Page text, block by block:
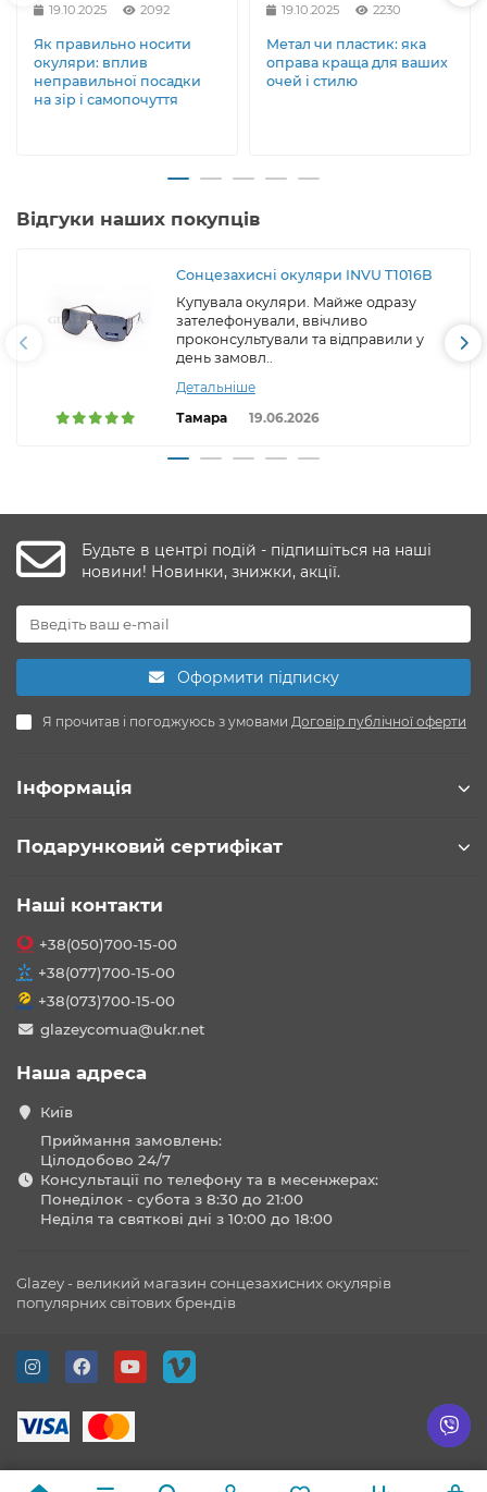
19.10.2025 2092
Як правильно носити
окуляри: вплив
неправильної посадки
на зір і самопочуття
19.10.2025 2230
Метал чи пластик: яка
оправа краща для ваших
очей і стилю
Відгуки наших покупців
Сонцезахисні окуляри INVU T1016B
Купувала окуляри. Майже одразу
зателефонували, ввічливо
проконсультували та відправили у
день замовл..
Детальніше
Тамара
19.06.2026
Будьте в центрі подій - підпишіться на наші
новини! Новинки, знижки, акції.
Оформити підписку
Я прочитав і погоджуюсь з умовами Договір публічної оферти
Інформація
Подарунковий сертифікат
Наші контакти
+38(050)700-15-00
+38(077)700-15-00
+38(073)700-15-00
glazeycomua@ukr.net
Наша адреса
Київ
Приймання замовлень:
Цілодобово 24/7
Консультації по телефону та в месенжерах:
Понеділок - субота з 8:30 до 21:00
Неділя та святкові дні з 10:00 до 18:00
Glazey - великий магазин сонцезахисних окулярів
популярних світових брендів